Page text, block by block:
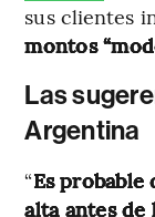
sus clientes
montos
Las
Argentina
“Es probable
alta antes de